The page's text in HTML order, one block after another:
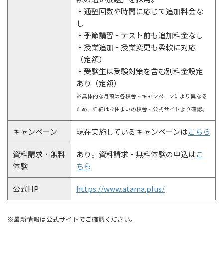
・通塾回数や時間に応じて追加料金な
し
・季節講習・テスト前も追加料金なし
・授業追加・授業変更も柔軟に対応
（定額）
・受験生は受験対策を含む別料金設定
あり（定額）
※具体的な月額は各校舎・キャンペーンにより異なる
ため、詳細はお住まいの校舎・公式サイトより確認。
キャンペーン 現在実施しているキャンペーンはこちら
資料請求・無料
体験
あり。資料請求・無料体験の申込はこ
ちら
公式HP https://www.atama.plus/
※最新情報は公式サイトでご確認ください。